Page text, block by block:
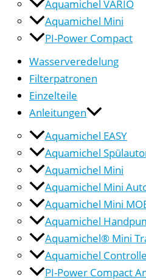
Aquamichel VARIO
Aquamichel Mini
PI-Power Compact
Wasserveredelung
Filterpatronen
Einzelteile
Anleitungen
Aquamichel EASY
Aquamichel
Aquamichel Mini
Aquamichel Mini
Aquamichel Mini
Aquamichel
Aquamichel® Mini
Aquamichel
PI-Power Compact